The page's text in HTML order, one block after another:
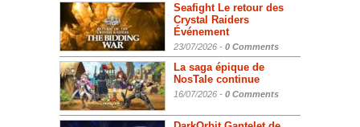
Seafight Le retour des
Crystal Raiders
Événement
23/07/2026 - 0 Comments
La saga épique de
NosTale continue
16/07/2026 - 0 Comments